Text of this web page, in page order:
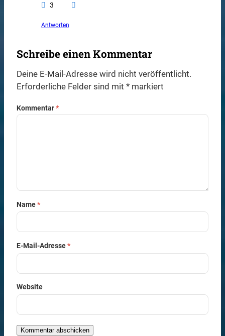
3
Antworten
Schreibe einen Kommentar
Deine E-Mail-Adresse wird nicht veröffentlicht.
Erforderliche Felder sind mit* markiert
Kommentar*
Name*
E-Mail-Adresse*
Website